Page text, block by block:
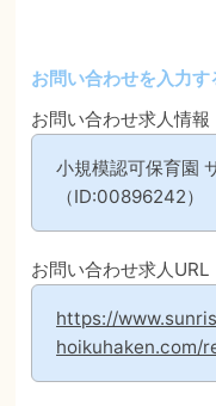
お問い合わせを入力す
お問い合わせ求人情報
小規模認可保育園
（ID:00896242）
お問い合わせ求人URL
https://
hoikuhaken.com/